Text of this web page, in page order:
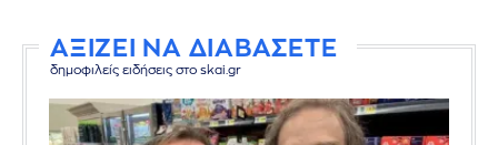
ΑΞΙΖΕΙ ΝΑ ΔΙΑΒΑΣΕΤΕ
δημοφιλείς ειδήσεις στο skai.gr